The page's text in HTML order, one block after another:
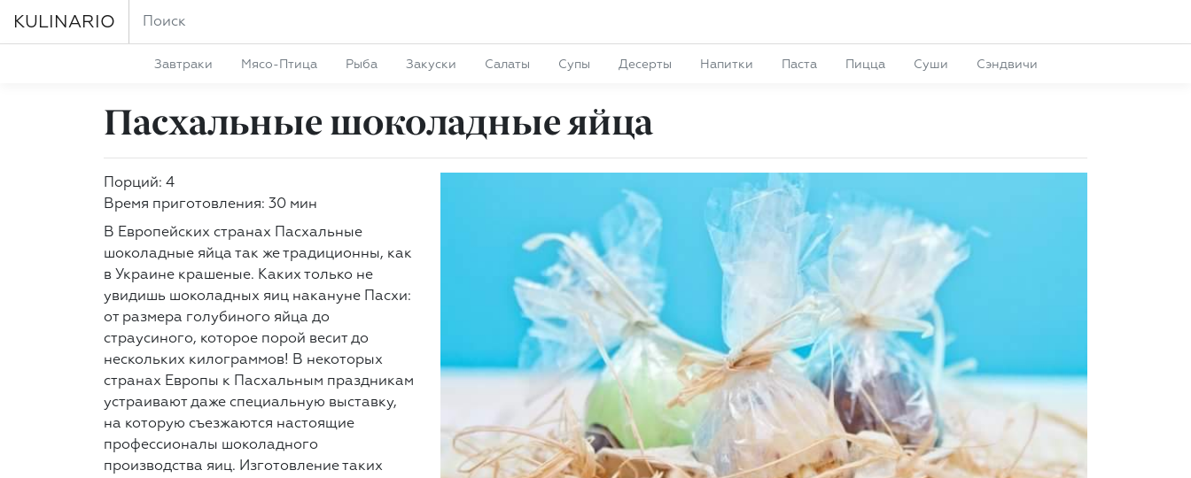
KULINARIO
Завтраки Мясо-Птица Рыба Закуски Салаты Супы Десерты Напитки Паста Пицца Суши Сэндвичи
Пасхальные шоколадные яйца
Порций: 4
Время приготовления: 30 мин
В Европейских странах Пасхальные
шоколадные яйца так же традиционны, как
в Украине крашеные. Каких только не
увидишь шоколадных яиц накануне Пасхи:
от размера голубиного яйца до
страусиного, которое порой весит до
нескольких килограммов! В некоторых
странах Европы к Пасхальным праздникам
устраивают даже специальную выставку,
на которую съезжаются настоящие
профессионалы шоколадного
производства яиц. Изготовление таких